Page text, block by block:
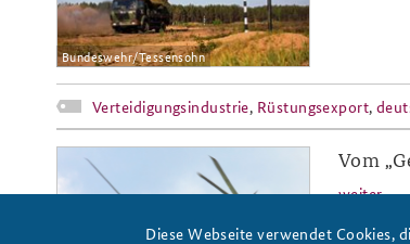
Bundeswehr/Tessensohn
Verteidigungsindustrie, Rüstungsexport,
ap7-19_hp.png Vom
weiter
Diese Webseite verwendet Cookies,